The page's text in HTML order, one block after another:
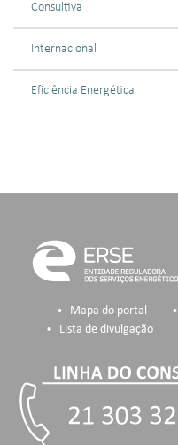
Consultiva
Internacional
Eficiência Energética
Mapa do portal
Lista de divulgação